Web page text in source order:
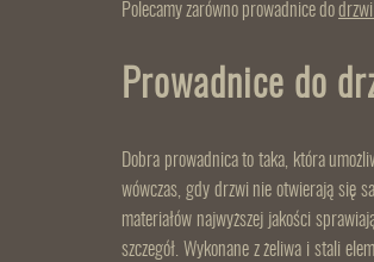
Polecamy zarówno prowadnice do
Prowadnice do
Dobra prowadnica to taka, która
wówczas, gdy drzwi nie otwierają się
materiałów najwyższej jakości
szczegół. Wykonane z żeliwa i stali